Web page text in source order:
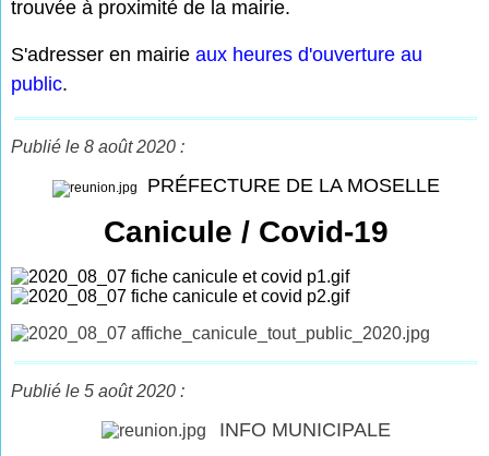
trouvée à proximité de la mairie.
S'adresser en mairieaux heures d'ouverture au
public.
Publié le 8 août 2020 :
PRÉFECTURE DE LA MOSELLE
Canicule / Covid-19
Publié le 5 août 2020 :
INFO MUNICIPALE